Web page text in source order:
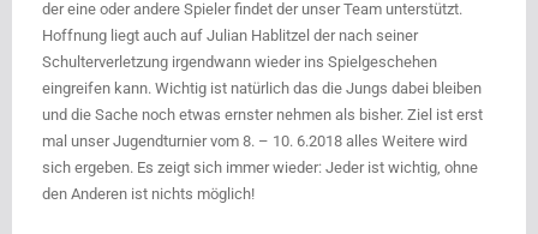
der eine oder andere Spieler findet der unser Team unterstützt.
Hoffnung liegt auch auf Julian Hablitzel der nach seiner
Schulterverletzung irgendwann wieder ins Spielgeschehen
eingreifen kann. Wichtig ist natürlich das die Jungs dabei bleiben
und die Sache noch etwas ernster nehmen als bisher. Ziel ist erst
mal unser Jugendturnier vom 8. – 10. 6.2018 alles Weitere wird
sich ergeben. Es zeigt sich immer wieder: Jeder ist wichtig, ohne
den Anderen ist nichts möglich!